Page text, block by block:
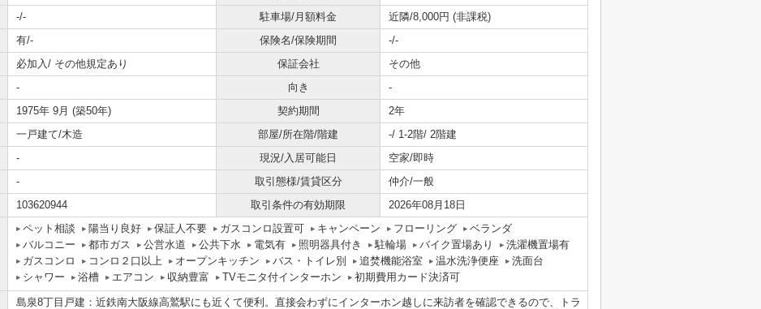
-/- 駐車場/月額料金
近隣/8,000円 (非課税)
有/- 保険名/保険期間
-/-
必加入/ その他規定あり 保証会社
その他
- 向き
-
1975年 9月 (築50年) 契約期間
2年
一戸建て/木造 部屋/所在階/階建
-/ 1-2階/ 2階建
- 現況/入居可能日
空家/即時
- 取引態様/賃貸区分
仲介/一般
103620944 取引条件の有効期限 2026年08月18日
ペット相談 陽当り良好 保証人不要 ガスコンロ設置可 キャンペーン フローリング
ベランダ
バルコニー
都市ガス 公営水道 公共下水 電気有 照明器具付き 駐輪場 バイク置場あり
洗濯機置場有
ガスコンロ
コンロ２口以上 オープンキッチン バス・トイレ別 追焚機能浴室 温水洗浄便座
洗面台
シャワー
浴槽 エアコン 収納豊富 TVモニタ付インターホン 初期費用カード決済可
島泉8丁目戸建：近鉄南大阪線高鷲駅にも近くて便利。直接会わずにインターホン越しに来訪者を確認できるので、トラ